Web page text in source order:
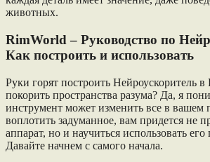
животных.
RimWorld – Руководство по
Как построить и использовать
Руки горят построить Нейроускоритель
покорить пространства разума? Да, я
инструмент может изменить все в вашем
воплотить задуманное, вам придется не
аппарат, но и научиться использовать
Давайте начнем с самого начала.